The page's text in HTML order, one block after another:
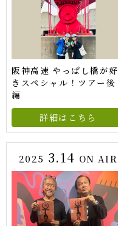
阪神高速 やっぱし橋が好
きスペシャル！ツアー後
編
詳細はこちら
2025 3.14 ON AIR